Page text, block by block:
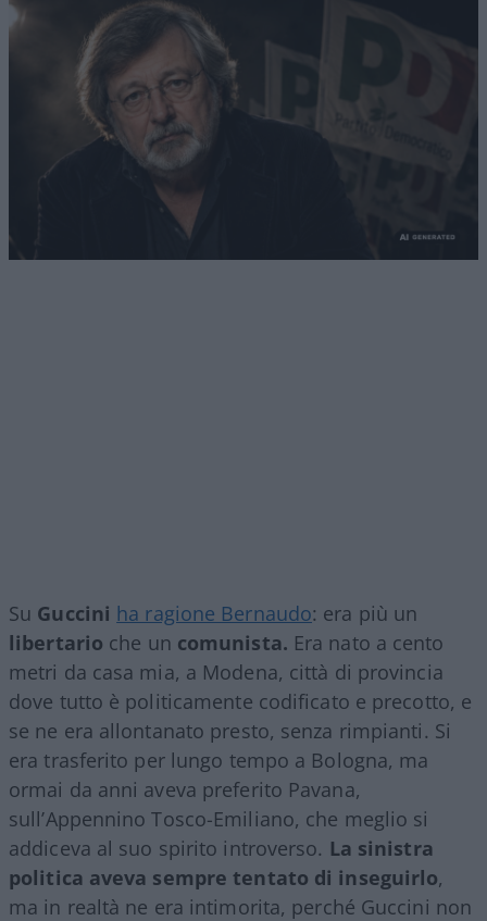
Su Guccini ha ragione Bernaudo: era più un
libertario che un comunista. Era nato a cento
metri da casa mia, a Modena, città di provincia
dove tutto è politicamente codificato e precotto, e
se ne era allontanato presto, senza rimpianti. Si
era trasferito per lungo tempo a Bologna, ma
ormai da anni aveva preferito Pavana,
sull’Appennino Tosco-Emiliano, che meglio si
addiceva al suo spirito introverso. La sinistra
politica aveva sempre tentato di inseguirlo,
ma in realtà ne era intimorita, perché Guccini non